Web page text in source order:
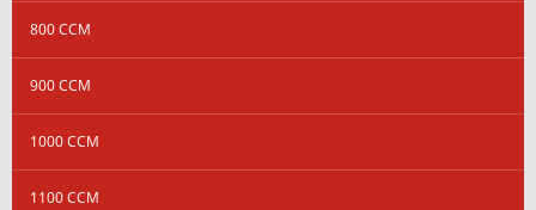
800 CCM
900 CCM
1000 CCM
1100 CCM